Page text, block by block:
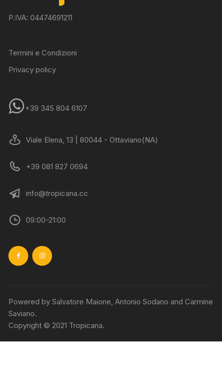
P.IVA: 04474691211
Termini e Condizioni
Privacy policy
+39 345 804 6107
Viale Elena, 13 | 80044 - Ottaviano(NA)
+39 081 827 0694
info@tropicana.cc
09:00-21:00
Powered by Salvatore Maione, Antonio Sodano and Carmine
Saviano.
Copyright © 2021 Tropicana.